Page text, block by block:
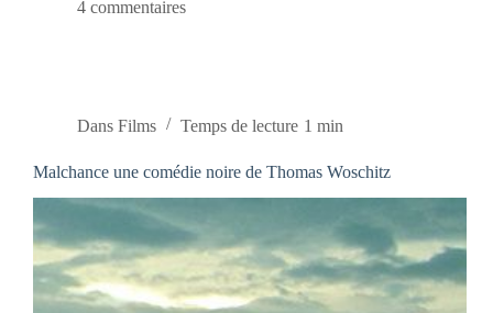
4 commentaires
Dans Films Temps de lecture 1 min
Malchance une comédie noire de Thomas Woschitz